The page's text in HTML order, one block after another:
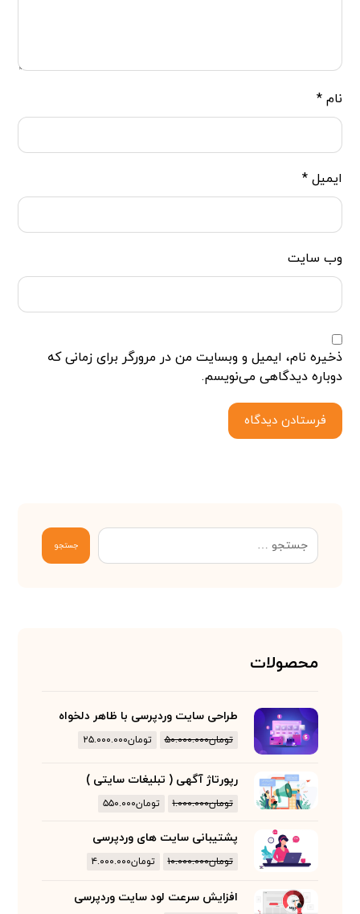
نام*
ایمیل*
وب‌ سایت
ذخیره نام، ایمیل و وبسایت من در مرورگر برای زمانی که
دوباره دیدگاهی می‌نویسم.
فرستادن دیدگاه
جستجو
محصولات
طراحی سایت وردپرسی با ظاهر دلخواه
تومان۵۰.۰۰۰.۰۰۰ تومان۲۵.۰۰۰.۰۰۰
رپورتاژ آگهی ( تبلیغات سایتی )
تومان۱.۰۰۰.۰۰۰ تومان۵۵۰.۰۰۰
پشتیبانی سایت های وردپرسی
تومان۱۰.۰۰۰.۰۰۰ تومان۴.۰۰۰.۰۰۰
افزایش سرعت لود سایت وردپرسی